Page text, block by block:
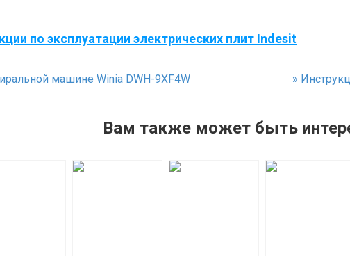
по эксплуатации электрических плит Indesit
машине Winia DWH-9XF4W »
Вам также может быть